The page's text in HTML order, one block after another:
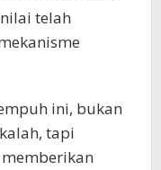
telah
ini, bukan
tapi